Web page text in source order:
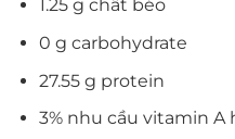
1.25 g chất béo
0 g carbohydrate
27.55 g protein
3% nhu cầu vitamin